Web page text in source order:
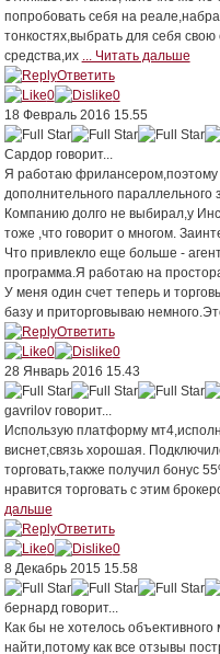
попробовать себя на
тонкостях,выбрать для себя
средства,их ... Читать дальше
Ответить
0
0
18 Февраль 2016 15.55
Сардорговорит...
Я работаю фрилансером,поэтому
дополнительного параллельного
Компанию долго не выбирал,у
тоже ,что говорит о многом.
Что привлекло еще больше -
программа.Я работаю на
У меня один счет теперь и
базу и приторговываю
Ответить
0
0
28 Январь 2016 15.43
gavrilovговорит...
Использую платформу
виснет,связь хорошая.
торговать,также получил бонус
нравится торговать с этим
дальше
Ответить
0
0
8 Декабрь 2015 15.58
бернардговорит...
Как бы не хотелось
найти,потому как все отзывы